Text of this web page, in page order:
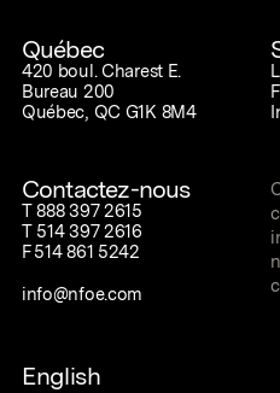
Québec
420 boul. Charest E.
Bureau 200
Québec, QC G1K 8M4
Contactez-nous
T888 397 2615
T 514 397 2616
F514 861 5242
info@nfoe.com
English